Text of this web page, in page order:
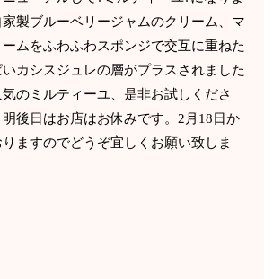
ーベリージャムのクリーム、マ
ムをふわふわスポンジで交互に重ねた
カシスジュレの層がプラスされました
ティーユ、是非お試しくださ
はお店はお休みです。2月18日か
ますのでどうぞ宜しくお願い致しま